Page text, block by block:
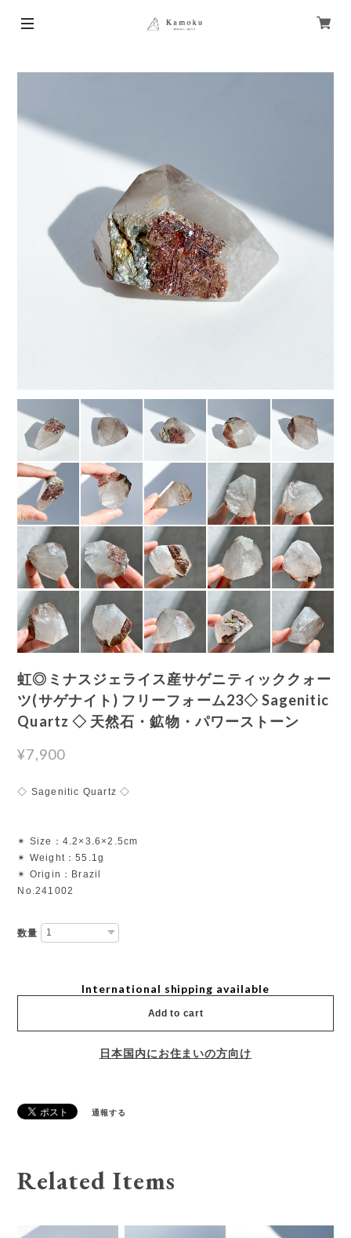
虹◎ミナスジェライス産サゲニティッククォー
ツ(サゲナイト) フリーフォーム23◇ Sagenitic
Quartz ◇ 天然石・鉱物・パワーストーン
¥7,900
◇ Sagenitic Quartz ◇
✴︎ Size：4.2×3.6×2.5cm
✴︎ Weight：55.1g
✴︎ Origin：Brazil
No.241002
数量
International shipping available
Add to cart
日本国内にお住まいの方向け
通報する
Related Items